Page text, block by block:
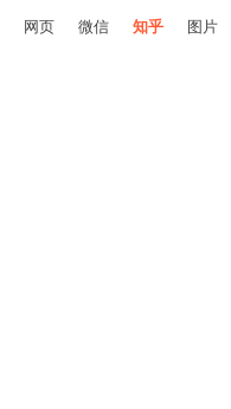
网页 微信 知乎 图片